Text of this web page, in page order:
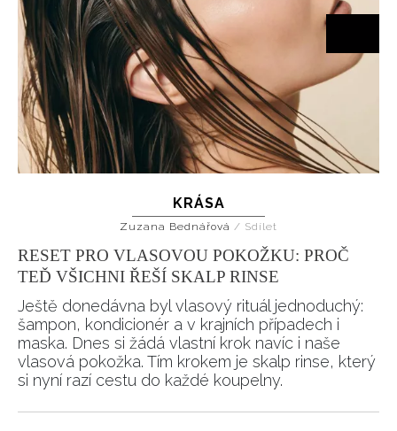
KRÁSA
Zuzana Bednářová / Sdílet
RESET PRO VLASOVOU POKOŽKU: PROČ
TEĎ VŠICHNI ŘEŠÍ SKALP RINSE
Ještě donedávna byl vlasový rituál jednoduchý:
šampon, kondicionér a v krajních případech i
maska. Dnes si žádá vlastní krok navíc i naše
vlasová pokožka. Tím krokem je skalp rinse, který
si nyní razí cestu do každé koupelny.